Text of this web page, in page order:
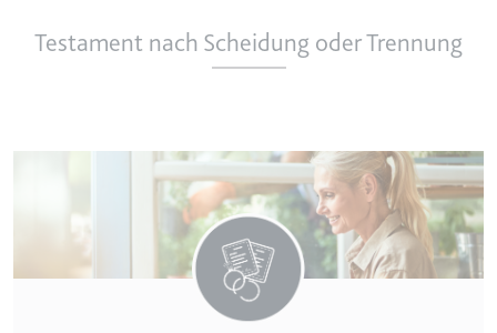
Testament nach Scheidung oder Trennung